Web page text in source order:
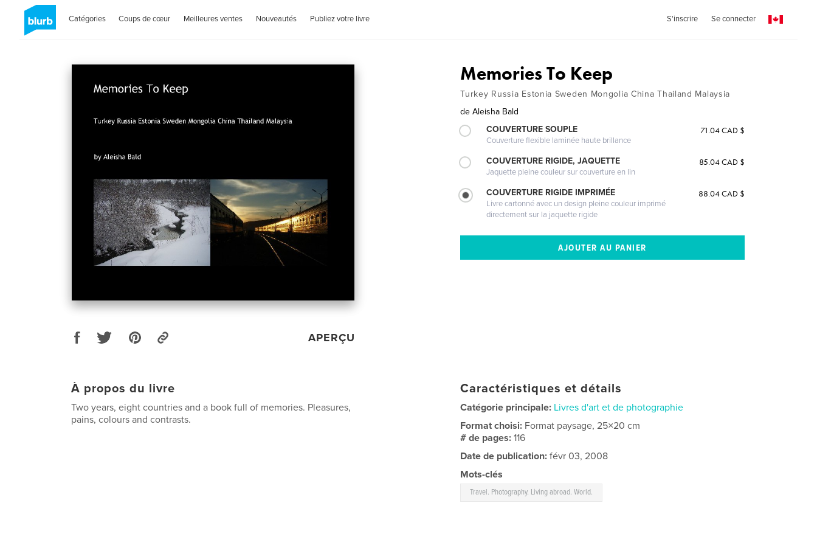
Catégories Coups de cœur Meilleures ventes Nouveautés Publiez votre livre S'inscrire Se connecter
APERÇU
Memories To Keep
Turkey Russia Estonia Sweden Mongolia China Thailand Malaysia
de Aleisha Bald
COUVERTURE SOUPLE
Couverture flexible laminée haute brillance
71.04 CAD $
COUVERTURE RIGIDE, JAQUETTE
Jaquette pleine couleur sur couverture en lin
85.04 CAD $
COUVERTURE RIGIDE IMPRIMÉE
Livre cartonné avec un design pleine couleur imprimé
directement sur la jaquette rigide
88.04 CAD $
À propos du livre
Two years, eight countries and a book full of memories. Pleasures,
pains, colours and contrasts.
Caractéristiques et détails
Catégorie principale: Livres d'art et de photographie
Format choisi: Format paysage, 25×20 cm
# de pages:116
Date de publication: févr 03, 2008
Mots-clés
Travel. Photography. Living abroad. World.